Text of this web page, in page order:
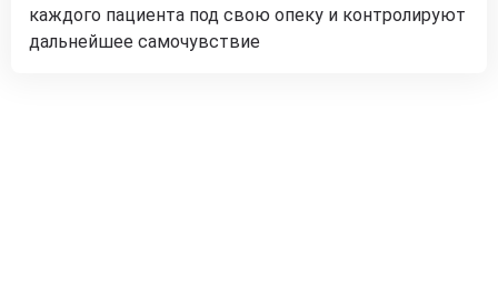
каждого пациента под свою опеку и контролируют
дальнейшее самочувствие